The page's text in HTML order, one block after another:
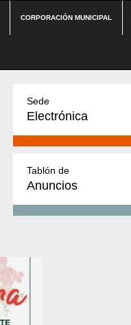
CORPORACIÓN MUNICIPAL
Sede
Electrónica
Tablón de
Anuncios